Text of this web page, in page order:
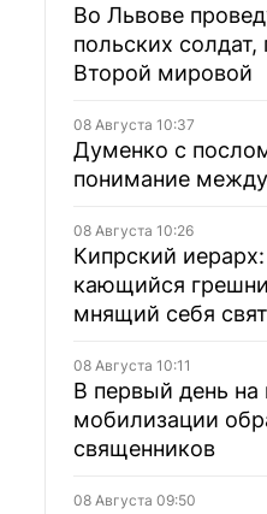
Во Львове
польских
Второй мировой
08 Августа 10:37
Думенко с
понимание
08 Августа 10:26
Кипрский
кающийся
мнящий себя
08 Августа 10:11
В первый день
мобилизации
священников
08 Августа 09:50